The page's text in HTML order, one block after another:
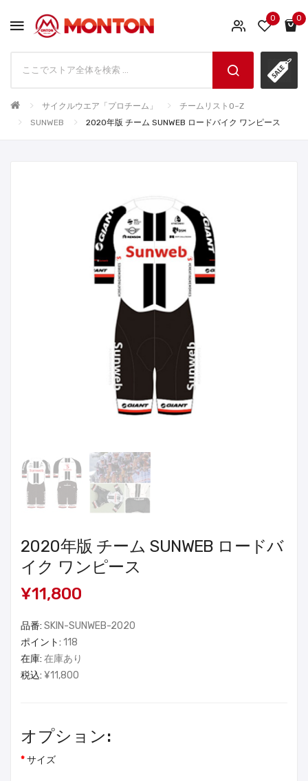
0 0
サイクルウエア「プロチーム」
チームリストO~Z
SUNWEB
2020年版 チーム SUNWEB ロードバイク ワンピース
2020年版 チーム SUNWEB ロードバ
イク ワンピース
¥11,800
品番: SKIN-SUNWEB-2020
ポイント: 118
在庫: 在庫あり
税込: ¥11,800
オプション:
サイズ